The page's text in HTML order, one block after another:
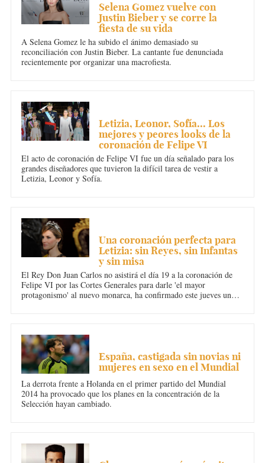
Selena Gomez vuelve con
Justin Bieber y se corre la
fiesta de su vida
A Selena Gomez le ha subido el ánimo demasiado su
reconciliación con Justin Bieber. La cantante fue denunciada
recientemente por organizar una macrofiesta.
Letizia, Leonor, Sofía... Los
mejores y peores looks de la
coronación de Felipe VI
El acto de coronación de Felipe VI fue un día señalado para los
grandes diseñadores que tuvieron la difícil tarea de vestir a
Letizia, Leonor y Sofía.
Una coronación perfecta para
Letizia: sin Reyes, sin Infantas
y sin misa
El Rey Don Juan Carlos no asistirá el día 19 a la coronación de
Felipe VI por las Cortes Generales para darle 'el mayor
protagonismo' al nuevo monarca, ha confirmado este jueves un
España, castigada sin novias ni
mujeres en sexo en el Mundial
La derrota frente a Holanda en el primer partido del Mundial
2014 ha provocado que los planes en la concentración de la
Selección hayan cambiado.